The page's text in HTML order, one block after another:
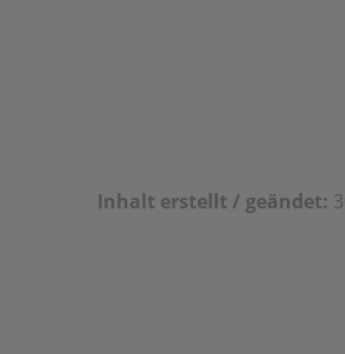
Inhalt erstellt / geändet: